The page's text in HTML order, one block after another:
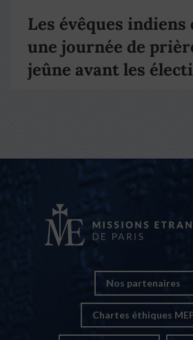
Les évêques
une journée de
jeûne avant les
Nos partenaires
Chartes éthiques